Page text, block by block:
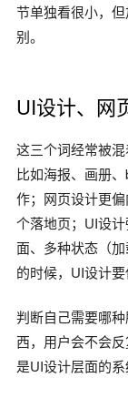
节单独看很小，
别。
UI设计、网
这三个词经常被
比如海报、画册
作；网页设计更
个落地页；UI设
面、多种状态（
的时候，UI设计
判断自己需要哪
西，用户会不会
是UI设计层面的